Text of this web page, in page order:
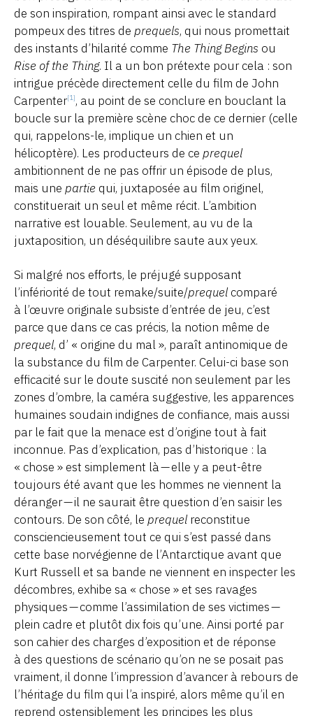
de son inspiration, rompant ainsi avec le standard
pompeux des titres de prequels, qui nous promettait
des instants d’hilarité comme The Thing Begins ou
Rise of the Thing. Il a un bon prétexte pour cela : son
intrigue précède directement celle du film de John
Carpenter[1], au point de se conclure en bouclant la
boucle sur la première scène choc de ce dernier (celle
qui, rappelons-le, implique un chien et un
hélicoptère). Les producteurs de ce prequel
ambitionnent de ne pas offrir un épisode de plus,
mais une partie qui, juxtaposée au film originel,
constituerait un seul et même récit. L’ambition
narrative est louable. Seulement, au vu de la
juxtaposition, un déséquilibre saute aux yeux.
Si malgré nos efforts, le préjugé supposant
l’infériorité de tout remake/suite/prequel comparé
à l’œuvre originale subsiste d’entrée de jeu, c’est
parce que dans ce cas précis, la notion même de
prequel, d’ « origine du mal », paraît antinomique de
la substance du film de Carpenter. Celui-ci base son
efficacité sur le doute suscité non seulement par les
zones d’ombre, la caméra suggestive, les apparences
humaines soudain indignes de confiance, mais aussi
par le fait que la menace est d’origine tout à fait
inconnue. Pas d’explication, pas d’historique : la
« chose » est simplement là — elle y a peut-être
toujours été avant que les hommes ne viennent la
déranger — il ne saurait être question d’en saisir les
contours. De son côté, le prequel reconstitue
consciencieusement tout ce qui s’est passé dans
cette base norvégienne de l’Antarctique avant que
Kurt Russell et sa bande ne viennent en inspecter les
décombres, exhibe sa « chose » et ses ravages
physiques — comme l’assimilation de ses victimes —
plein cadre et plutôt dix fois qu’une. Ainsi porté par
son cahier des charges d’exposition et de réponse
à des questions de scénario qu’on ne se posait pas
vraiment, il donne l’impression d’avancer à rebours de
l’héritage du film qui l’a inspiré, alors même qu’il en
reprend ostensiblement les principes les plus